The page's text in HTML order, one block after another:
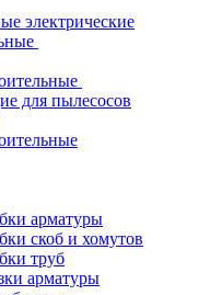
электрические
для пылесосов
арматуры
скоб и хомутов
труб
арматуры